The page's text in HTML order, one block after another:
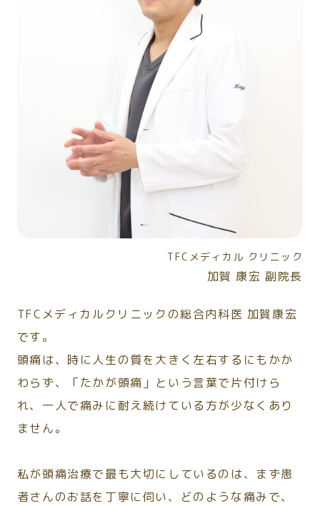
TFCメディカル クリニック
加賀 康宏 副院長
TFCメディカルクリニックの総合内科医 加賀康宏
です。
頭痛は、時に人生の質を大きく左右するにもかか
わらず、「たかが頭痛」という言葉で片付けら
れ、一人で痛みに耐え続けている方が少なくあり
ません。
私が頭痛治療で最も大切にしているのは、まず患
者さんのお話を丁寧に伺い、どのような痛みで、